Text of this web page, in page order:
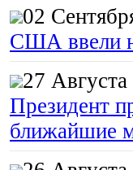
02
США ввели
27
Президент
ближайшие